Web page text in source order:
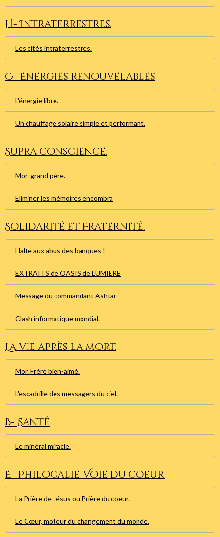
H- Intraterrestres.
Les cités intraterrestres.
C- Energies renouvelables
L'énergie libre.
Un chauffage solaire simple et performant.
Supra conscience.
Mon grand père.
Eliminer les mémoires encombra
Solidarité et Fraternité.
Halte aux abus des banques !
EXTRAITS de OASIS de LUMIERE
Message du commandant Ashtar
Clash informatique mondial.
La vie après la mort.
Mon Frère bien-aimé.
L'escadrille des messagers du ciel.
B- Santé
Le minéral miracle.
E- Philocalie-Voie du coeur.
La Prière de Jésus ou Prière du coeur.
Le Cœur, moteur du changement du monde.